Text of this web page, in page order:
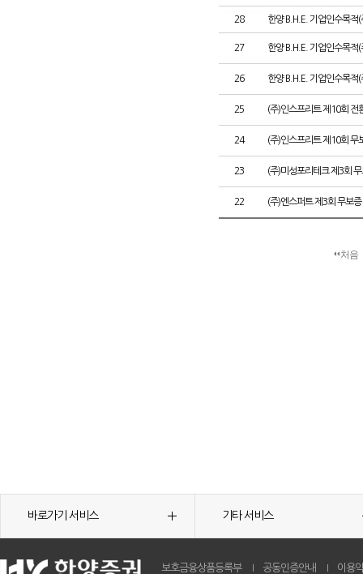
28 한양 B.H.E. 기업인수목적
27 한양 B.H.E. 기업인수목
26 한양 B.H.E. 기업인수목적
25 (주)인스프리트 제10회 전
24 (주)인스프리트 제10회 무
23 (주)미성포리테크 제3회
22 (주)엔스퍼트 제3회 무보
처음
바로가기 서비스 기타 서비스
보호금융상품등록부 공동인증안내 이용